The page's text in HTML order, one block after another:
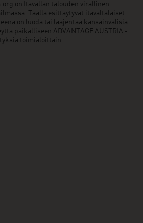
on Itävallan talouden virallinen
Täällä esittäytyvät itävaltalaiset
on luoda tai laajentaa kansainvälisiä
paikalliseen ADVANTAGE AUSTRIA -
toimialoittain.